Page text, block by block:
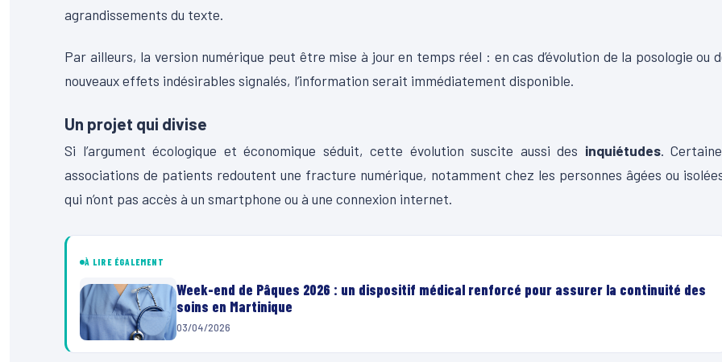
agrandissements du texte.
Par ailleurs, la version numérique peut être mise à jour en temps réel : en cas d’évolution de la posologie ou
nouveaux effets indésirables signalés, l’information serait immédiatement disponible.
Un projet qui divise
Si l’argument écologique et économique séduit, cette évolution suscite aussi des inquiétudes.
associations de patients redoutent une fracture numérique, notamment chez les personnes âgées ou
qui n’ont pas accès à un smartphone ou à une connexion internet.
À LIRE ÉGALEMENT
Week-end de Pâques 2026 : un dispositif médical renforcé pour assurer la continuité des
soins en Martinique
03/04/2026